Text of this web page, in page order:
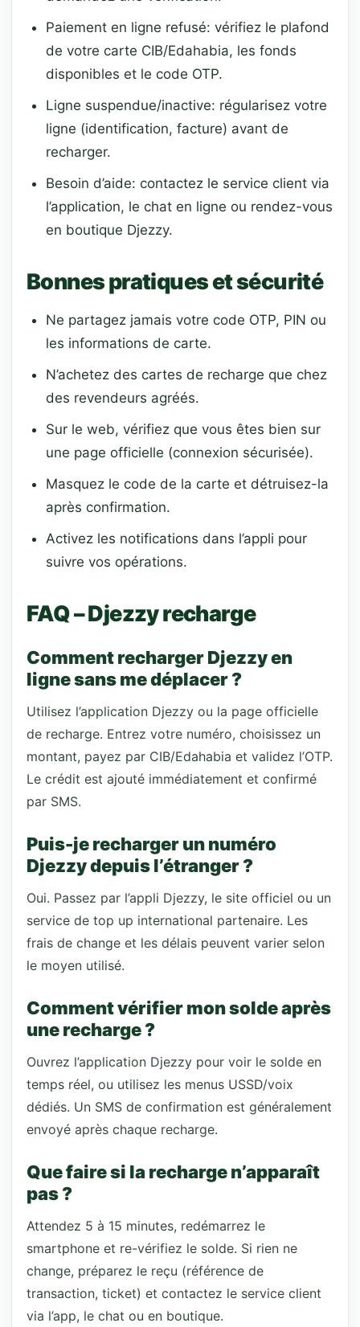
Paiement en ligne refusé: vérifiez le plafond
de votre carte CIB/Edahabia, les fonds
disponibles et le code OTP.
Ligne suspendue/inactive: régularisez votre
ligne (identification, facture) avant de
recharger.
Besoin d’aide: contactez le service client via
l’application, le chat en ligne ou rendez-vous
en boutique Djezzy.
Bonnes pratiques et sécurité
Ne partagez jamais votre code OTP, PIN ou
les informations de carte.
N’achetez des cartes de recharge que chez
des revendeurs agréés.
Sur le web, vérifiez que vous êtes bien sur
une page officielle (connexion sécurisée).
Masquez le code de la carte et détruisez-la
après confirmation.
Activez les notifications dans l’appli pour
suivre vos opérations.
FAQ – Djezzy recharge
Comment recharger Djezzy en
ligne sans me déplacer ?
Utilisez l’application Djezzy ou la page officielle
de recharge. Entrez votre numéro, choisissez un
montant, payez par CIB/Edahabia et validez l’OTP.
Le crédit est ajouté immédiatement et confirmé
par SMS.
Puis-je recharger un numéro
Djezzy depuis l’étranger ?
Oui. Passez par l’appli Djezzy, le site officiel ou un
service de top up international partenaire. Les
frais de change et les délais peuvent varier selon
le moyen utilisé.
Comment vérifier mon solde après
une recharge ?
Ouvrez l’application Djezzy pour voir le solde en
temps réel, ou utilisez les menus USSD/voix
dédiés. Un SMS de confirmation est généralement
envoyé après chaque recharge.
Que faire si la recharge n’apparaît
pas ?
Attendez 5 à 15 minutes, redémarrez le
smartphone et re-vérifiez le solde. Si rien ne
change, préparez le reçu (référence de
transaction, ticket) et contactez le service client
via l’app, le chat ou en boutique.